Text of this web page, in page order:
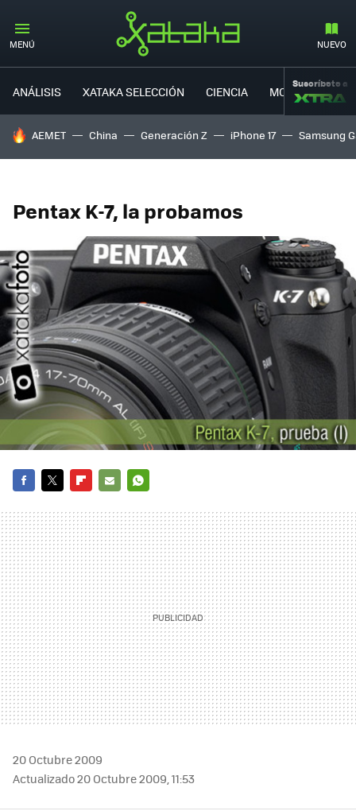
MENÚ NUEVO
ANÁLISIS XATAKA SELECCIÓN CIENCIA MOVILIDAD
Suscríbete a
HOY SE HABLA DE
AEMET China Generación Z iPhone 17 Samsung
Pentax K-7, la probamos
MAIL
20 Octubre 2009
Actualizado 20 Octubre 2009, 11:53